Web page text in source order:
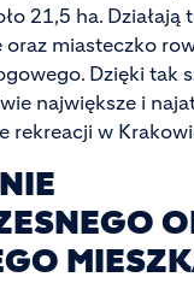
21,5 ha.
miasteczko
Dzięki tak
największe i
rekreacji w